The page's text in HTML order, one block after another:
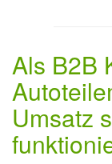
Als B2B
Umsatz